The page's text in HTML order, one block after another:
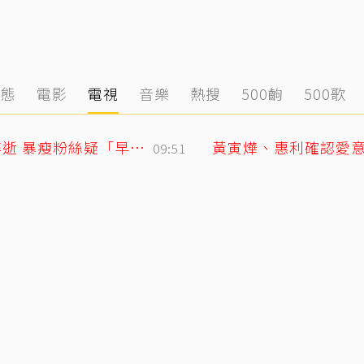
電影 電視 音樂 熱搜 500齣 500歌
死前48小時還在直播！網紅「肥大叔」猝逝 暴瘦粉絲疑「早覺得不對」 09:51